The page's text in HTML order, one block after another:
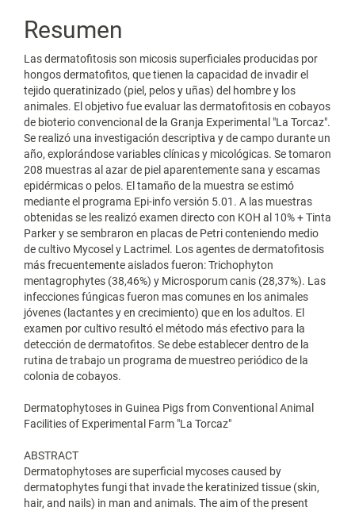
artículo
Resumen
Las dermatofitosis son micosis superficiales producidas por
hongos dermatofitos, que tienen la capacidad de invadir el
tejido queratinizado (piel, pelos y uñas) del hombre y los
animales. El objetivo fue evaluar las dermatofitosis en cobayos
de bioterio convencional de la Granja Experimental "La Torcaz".
Se realizó una investigación descriptiva y de campo durante un
año, explorándose variables clínicas y micológicas. Se tomaron
208 muestras al azar de piel aparentemente sana y escamas
epidérmicas o pelos. El tamaño de la muestra se estimó
mediante el programa Epi-info versión 5.01. A las muestras
obtenidas se les realizó examen directo con KOH al 10% + Tinta
Parker y se sembraron en placas de Petri conteniendo medio
de cultivo Mycosel y Lactrimel. Los agentes de dermatofitosis
más frecuentemente aislados fueron: Trichophyton
mentagrophytes (38,46%) y Microsporum canis (28,37%). Las
infecciones fúngicas fueron mas comunes en los animales
jóvenes (lactantes y en crecimiento) que en los adultos. El
examen por cultivo resultó el método más efectivo para la
detección de dermatofitos. Se debe establecer dentro de la
rutina de trabajo un programa de muestreo periódico de la
colonia de cobayos.
Dermatophytoses in Guinea Pigs from Conventional Animal
Facilities of Experimental Farm "La Torcaz"
ABSTRACT
Dermatophytoses are superficial mycoses caused by
dermatophytes fungi that invade the keratinized tissue (skin,
hair, and nails) in man and animals. The aim of the present